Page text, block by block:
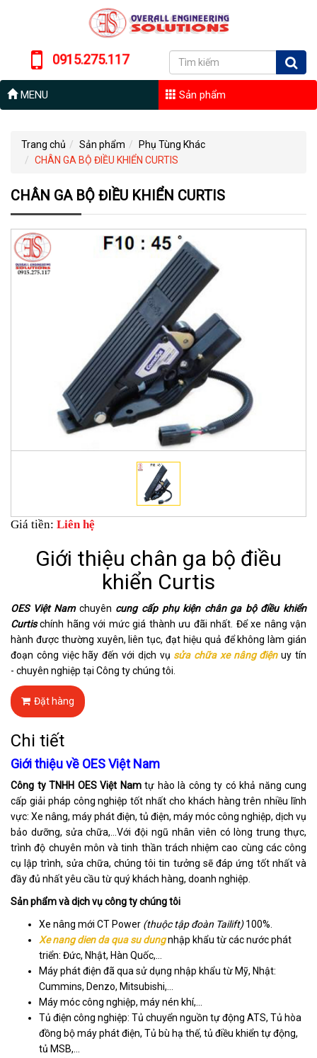
0915.275.117
MENU Sản phẩm
Trang chủ Sản phẩm
Phụ Tùng Khác
CHÂN GA BỘ ĐIỀU KHIỂN CURTIS
CHÂN GA BỘ ĐIỀU KHIỂN CURTIS
Giá tiền: Liên hệ
Giới thiệu chân ga bộ điều
khiển Curtis
OES Việt Namchuyên cung cấp phụ kiện chân ga bộ điều khiển
Curtis chính hãng với mức giá thành ưu đãi nhất. Để xe nâng vận
hành được thường xuyên, liên tục, đạt hiệu quả để không làm gián
đoạn công việc hãy đến với dịch vụ sửa chữa xe nâng điệnuy tín
- chuyên nghiệp tại Công ty chúng tôi.
Đặt hàng
Chi tiết
Giới thiệu về OES Việt Nam
Công ty TNHH OES Việt Namtự hào là công ty có khả năng cung
cấp giải pháp công nghiệp tốt nhất cho khách hàng trên nhiều lĩnh
vực: Xe nâng, máy phát điện, tủ điện, máy móc công nghiệp, dịch vụ
bảo dưỡng, sửa chữa,…Với đội ngũ nhân viên có lòng trung thực,
trình độ chuyên môn và tinh thần trách nhiệm cao cùng các công
cụ lập trình, sửa chữa, chúng tôi tin tưởng sẽ đáp ứng tốt nhất và
đầy đủ nhất yêu cầu từ quý khách hàng, doanh nghiệp.
Sản phẩm và dịch vụ công ty chúng tôi
Xe nâng mới CT Power (thuộc tập đoàn Tailift)100%.
Xe nang dien da qua su dungnhập khẩu từ các nước phát
triển: Đức, Nhật, Hàn Quốc,…
Máy phát điện đã qua sử dụng nhập khẩu từ Mỹ, Nhật:
Cummins, Denzo, Mitsubishi,…
Máy móc công nghiệp, máy nén khí,…
Tủ điện công nghiệp: Tủ chuyển nguồn tự động ATS, Tủ hòa
đồng bộ máy phát điện, Tủ bù hạ thế, tủ điều khiển tự động,
tủ MSB,…